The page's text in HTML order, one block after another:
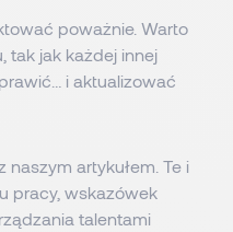
poważnie. Warto
tak jak każdej innej
i aktualizować
artykułem. Te i
pracy, wskazówek
talentami